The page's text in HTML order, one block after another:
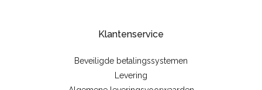
Klantenservice
Beveiligde betalingssystemen
Levering